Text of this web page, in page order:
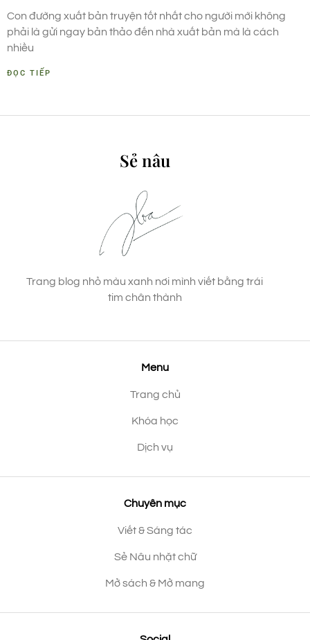
Con đường xuất bản truyện tốt nhất cho người mới không
phải là gửi ngay bản thảo đến nhà xuất bản mà là cách
nhiều
ĐỌC TIẾP
Sẻ nâu
Trang blog nhỏ màu xanh nơi mình viết bằng trái
tim chân thành
Menu
Trang chủ
Khóa học
Dịch vụ
Chuyên mục
Viết & Sáng tác
Sẻ Nâu nhặt chữ
Mở sách & Mở mang